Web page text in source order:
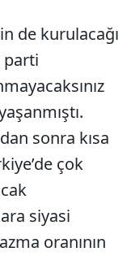
de kurulacağı
parti
sonra kısa
çok
siyasi
oranının